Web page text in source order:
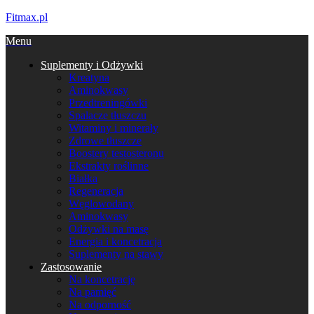
Fitmax.pl
Menu
Suplementy i Odżywki
Kreatyna
Aminokwasy
Przedtreningówki
Spalacze tłuszczu
Witaminy i minerały
Zdrowe tłuszcze
Boostery testosteronu
Ekstrakty roślinne
Białka
Regeneracja
Węglowodany
Aminokwasy
Odżywki na masę
Energia i koncetracja
Suplementy na stawy
Zastosowanie
Na koncetrację
Na pamięć
Na odporność